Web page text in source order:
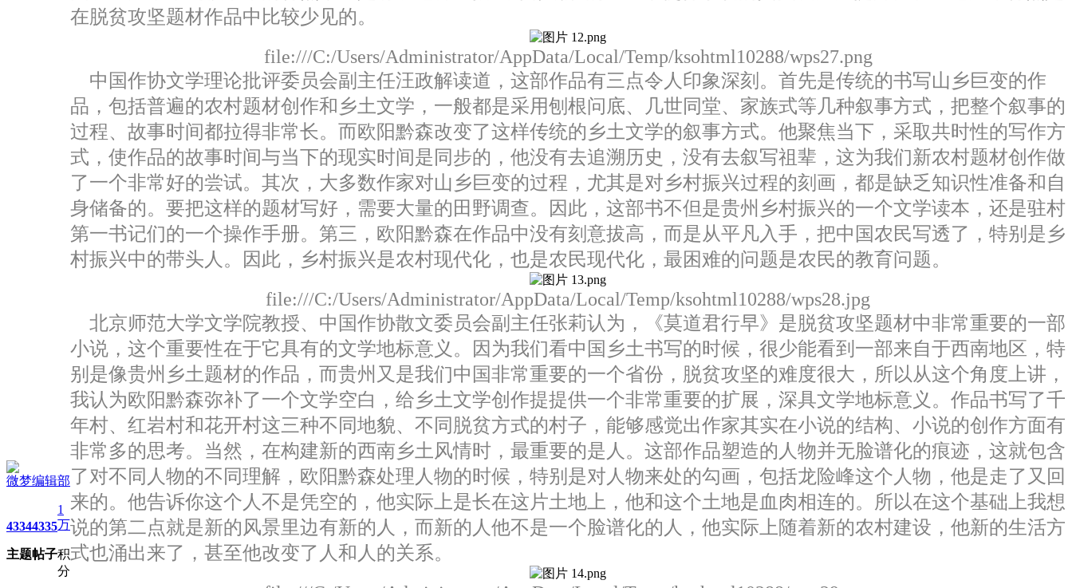
微梦编辑部
4334
主题
4335
帖子
1
万
积
分
在脱贫攻坚题材作品中比较少见的。
file:///C:/Users/Administrator/AppData/Local/Temp/ksohtml10288/wps27.png
中国作协文学理论批评委员会副主任汪政解读道，这部作品有三点令人印象深刻。首先是传统的书写山乡巨变的作
品，包括普遍的农村题材创作和乡土文学，一般都是采用刨根问底、几世同堂、家族式等几种叙事方式，把整个叙事的
过程、故事时间都拉得非常长。而欧阳黔森改变了这样传统的乡土文学的叙事方式。他聚焦当下，采取共时性的写作方
式，使作品的故事时间与当下的现实时间是同步的，他没有去追溯历史，没有去叙写祖辈，这为我们新农村题材创作做
了一个非常好的尝试。其次，大多数作家对山乡巨变的过程，尤其是对乡村振兴过程的刻画，都是缺乏知识性准备和自
身储备的。要把这样的题材写好，需要大量的田野调查。因此，这部书不但是贵州乡村振兴的一个文学读本，还是驻村
第一书记们的一个操作手册。第三，欧阳黔森在作品中没有刻意拔高，而是从平凡入手，把中国农民写透了，特别是乡
村振兴中的带头人。因此，乡村振兴是农村现代化，也是农民现代化，最困难的问题是农民的教育问题。
file:///C:/Users/Administrator/AppData/Local/Temp/ksohtml10288/wps28.jpg
北京师范大学文学院教授、中国作协散文委员会副主任张莉认为，《莫道君行早》是脱贫攻坚题材中非常重要的一部
小说，这个重要性在于它具有的文学地标意义。因为我们看中国乡土书写的时候，很少能看到一部来自于西南地区，特
别是像贵州乡土题材的作品，而贵州又是我们中国非常重要的一个省份，脱贫攻坚的难度很大，所以从这个角度上讲，
我认为欧阳黔森弥补了一个文学空白，给乡土文学创作提提供一个非常重要的扩展，深具文学地标意义。作品书写了千
年村、红岩村和花开村这三种不同地貌、不同脱贫方式的村子，能够感觉出作家其实在小说的结构、小说的创作方面有
非常多的思考。当然，在构建新的西南乡土风情时，最重要的是人。这部作品塑造的人物并无脸谱化的痕迹，这就包含
了对不同人物的不同理解，欧阳黔森处理人物的时候，特别是对人物来处的勾画，包括龙险峰这个人物，他是走了又回
来的。他告诉你这个人不是凭空的，他实际上是长在这片土地上，他和这个土地是血肉相连的。所以在这个基础上我想
说的第二点就是新的风景里边有新的人，而新的人他不是一个脸谱化的人，他实际上随着新的农村建设，他新的生活方
式也涌出来了，甚至他改变了人和人的关系。